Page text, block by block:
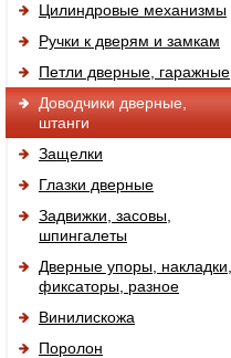
Цилиндровые механизмы
Ручки к дверям и замкам
Петли дверные, гаражные
Доводчики дверные,
штанги
Защелки
Глазки дверные
Задвижки, засовы,
шпингалеты
Дверные упоры, накладки,
фиксаторы, разное
Винилискожа
Поролон